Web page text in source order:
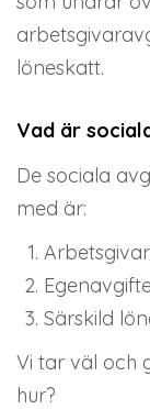
löneskatt.
Vad är
De sociala
med är:
Särskild
Vi tar väl och
hur?